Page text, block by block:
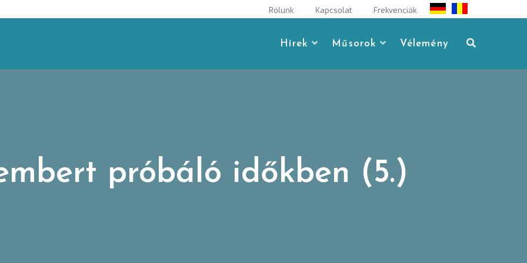
Rólunk Kapcsolat Frekvenciák
Hírek Műsorok Vélemény
próbáló időkben (5.)